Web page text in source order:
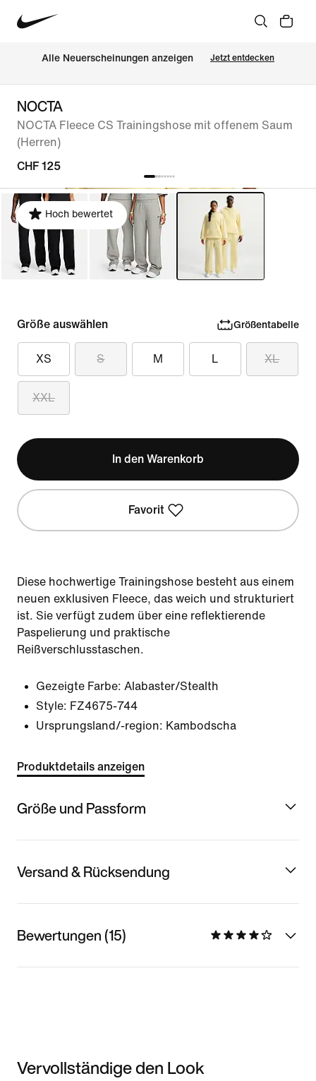
Alle Neuerscheinungen anzeigen Jetzt entdecken
NOCTA
NOCTA Fleece CS Trainingshose mit offenem Saum
(Herren)
CHF 125
Hoch bewertet
Größe auswählen Größentabelle
XS S M L XL
XXL
In den Warenkorb
Favorit
Diese hochwertige Trainingshose besteht aus einem
neuen exklusiven Fleece, das weich und strukturiert
ist. Sie verfügt zudem über eine reflektierende
Paspelierung und praktische
Reißverschlusstaschen.
Gezeigte Farbe: Alabaster/Stealth
Style: FZ4675-744
Ursprungsland/-region: Kambodscha
Produktdetails anzeigen
Größe und Passform
Versand & Rücksendung
Bewertungen (15)
Vervollständige den Look